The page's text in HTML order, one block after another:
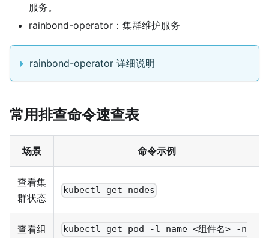
服务。
rainbond-operator：集群维护服务
rainbond-operator 详细说明
常用排查命令速查表
场景 命令示例
查看集
群状态
kubectl get nodes
查看组
kubectl get pod -l name=<组件名> -n